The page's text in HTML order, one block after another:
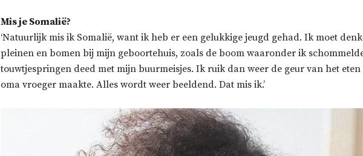
Mis je Somalië?
‘Natuurlijk mis ik Somalië, want ik heb er een gelukkige jeugd gehad. Ik moet
pleinen en bomen bij mijn geboortehuis, zoals de boom waaronder ik
touwtjespringen deed met mijn buurmeisjes. Ik ruik dan weer de geur van het
oma vroeger maakte. Alles wordt weer beeldend. Dat mis ik.’